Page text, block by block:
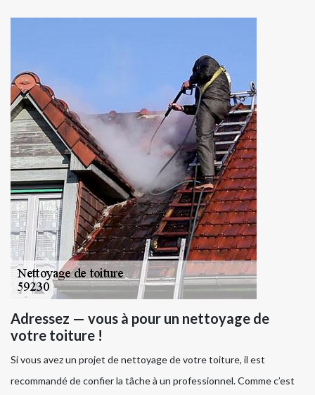
Adressez — vous à pour un nettoyage de
votre toiture !
Si vous avez un projet de nettoyage de votre toiture, il est
recommandé de confier la tâche à un professionnel. Comme c’est